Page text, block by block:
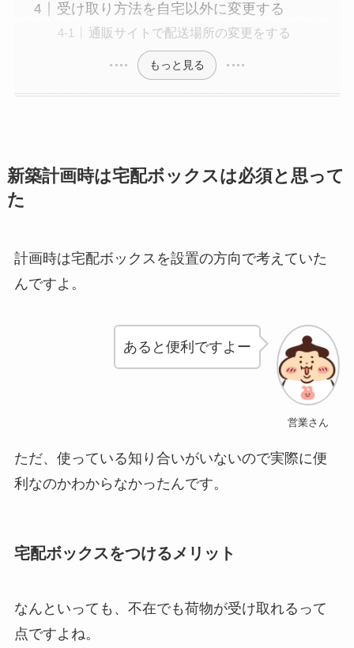
受け取り方法を自宅以外に変更する
通販サイトで配送場所の変更をする
もっと見る
新築計画時は宅配ボックスは必須と思って
た
計画時は宅配ボックスを設置の方向で考えていた
んですよ。
営業さん
あると便利ですよー
ただ、使っている知り合いがいないので実際に便
利なのかわからなかったんです。
宅配ボックスをつけるメリット
なんといっても、不在でも荷物が受け取れるって
点ですよね。